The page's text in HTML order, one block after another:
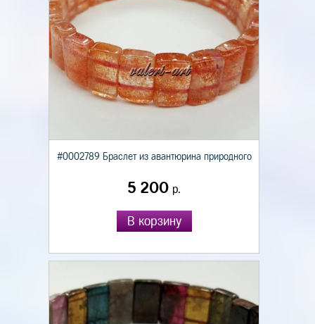
#0002789 Браслет из авантюрина природного
5 200 р.
В корзину